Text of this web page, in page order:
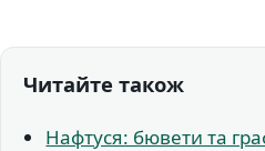
Читайте також
Нафтуся: бювети та